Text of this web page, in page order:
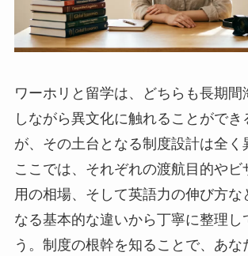
ワーホリと留学は、どちらも長期間
しながら異文化に触れることができ
が、その土台となる制度設計は全く
ここでは、それぞれの渡航目的やビ
用の相場、そして英語力の伸び方な
なる基本的な違いから丁寧に整理し
う。制度の根幹を知ることで、あな